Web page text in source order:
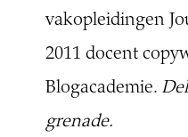
vakopleidingen
2011 docent
Blogacademie.
grenade.